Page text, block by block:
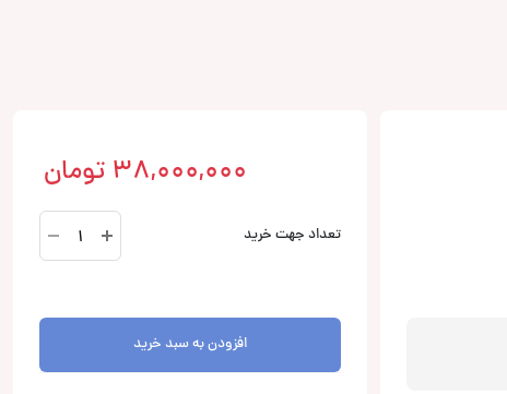
38,000,000 تومان
تعداد جهت خرید
X-
S65
افزودن به سبد خرید